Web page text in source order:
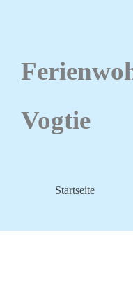
Startseite
Vogtie